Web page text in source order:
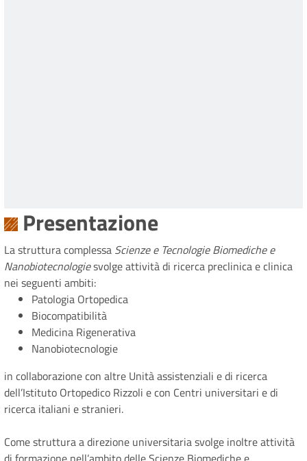
Presentazione
La struttura complessa Scienze e Tecnologie Biomediche e
Nanobiotecnologiesvolge attività di ricerca preclinica e clinica
nei seguenti ambiti:
Patologia Ortopedica
Biocompatibilità
Medicina Rigenerativa
Nanobiotecnologie
in collaborazione con altre Unità assistenziali e di ricerca
dell’Istituto Ortopedico Rizzoli e con Centri universitari e di
ricerca italiani e stranieri.
Come struttura a direzione universitaria svolge inoltre attività